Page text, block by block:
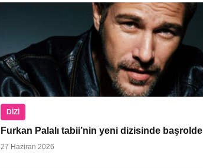
DIZI
Furkan Palalı tabii’nin yeni dizisinde başrolde
27 Haziran 2026